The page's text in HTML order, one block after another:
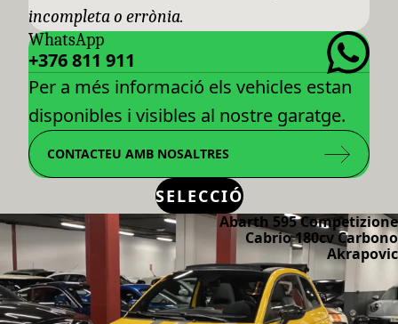
incompleta o errònia.
WhatsApp
+376 811 911
Per a més informació els vehicles estan
disponibles i visibles al nostre garatge.
CONTACTEU AMB NOSALTRES
SELECCIÓ
Abarth 595 Competizione
Cabrio 180cv Carbono
Akrapovic